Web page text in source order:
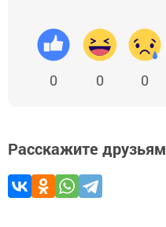
0 0 0
Расскажите друзьям